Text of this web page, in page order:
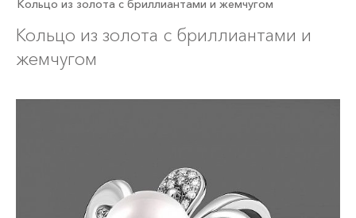
Кольцо из золота с бриллиантами и жемчугом
Кольцо из золота с бриллиантами и
жемчугом